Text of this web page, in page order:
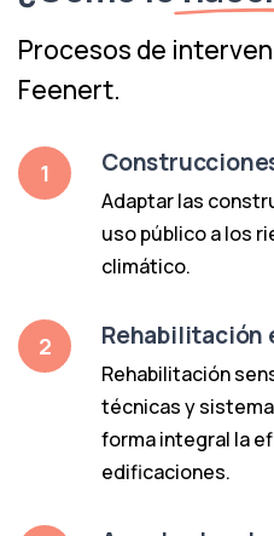
Procesos de
Feenert.
1
Adaptar las
uso público a los
climático.
2 Rehabilitación
Rehabilitación
técnicas y
forma integral la
edificaciones.